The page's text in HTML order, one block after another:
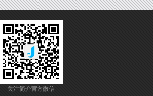
关注简介官方微信